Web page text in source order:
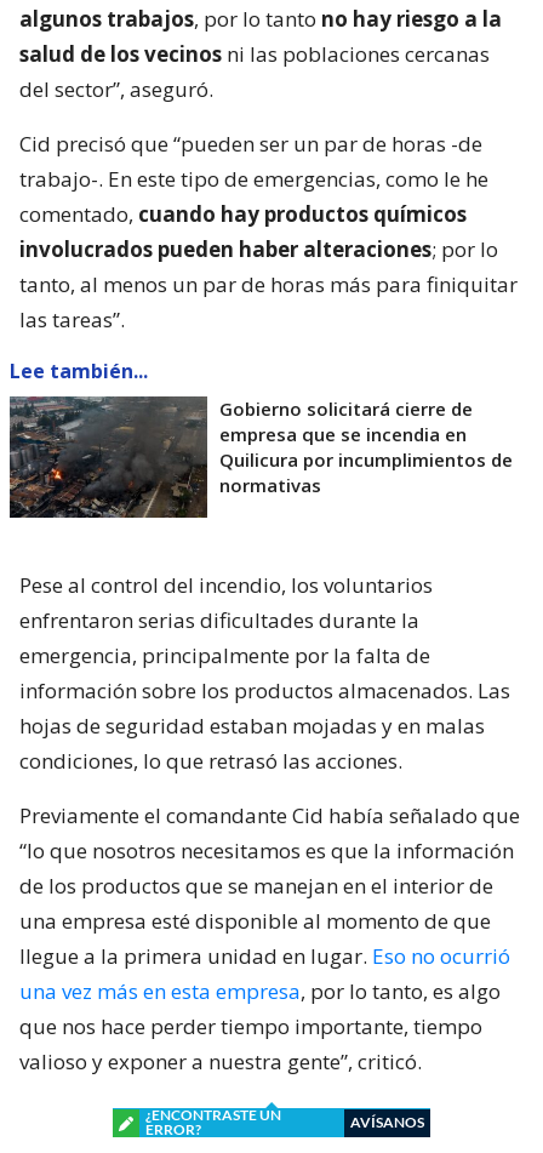
algunos trabajos, por lo tanto no hay riesgo a la
salud de los vecinos ni las poblaciones cercanas
del sector”, aseguró.
Cid precisó que “pueden ser un par de horas -de
trabajo-. En este tipo de emergencias, como le he
comentado, cuando hay productos químicos
involucrados pueden haber alteraciones; por lo
tanto, al menos un par de horas más para finiquitar
las tareas”.
Lee también...
Gobierno solicitará cierre de
empresa que se incendia en
Quilicura por incumplimientos de
normativas
Pese al control del incendio, los voluntarios
enfrentaron serias dificultades durante la
emergencia, principalmente por la falta de
información sobre los productos almacenados. Las
hojas de seguridad estaban mojadas y en malas
condiciones, lo que retrasó las acciones.
Previamente el comandante Cid había señalado que
“lo que nosotros necesitamos es que la información
de los productos que se manejan en el interior de
una empresa esté disponible al momento de que
llegue a la primera unidad en lugar. Eso no ocurrió
una vez más en esta empresa, por lo tanto, es algo
que nos hace perder tiempo importante, tiempo
valioso y exponer a nuestra gente”, criticó.
¿ENCONTRASTE UN
ERROR?
AVÍSANOS